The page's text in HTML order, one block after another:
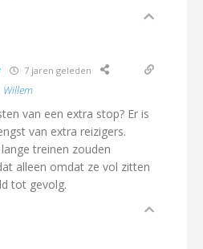
7 jaren geleden
Willem
van een extra stop? Er is
van extra reizigers.
treinen zouden
alleen omdat ze vol zitten
tot gevolg.